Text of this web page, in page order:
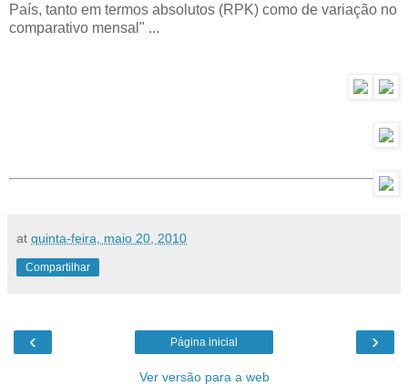
País, tanto em termos absolutos (RPK) como de variação no
comparativo mensal" ...
at quinta-feira, maio 20, 2010
Compartilhar
‹ ›
Página inicial
Ver versão para a web